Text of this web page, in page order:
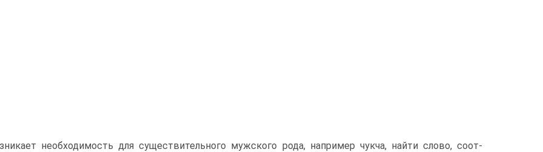
необходимость для существительного мужского рода, например чукча, найти слово, соот-